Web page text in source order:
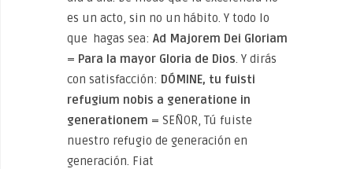
es un acto, sin no un hábito. Y todo lo
que hagas sea: Ad Majorem Dei Gloriam
= Para la mayor Gloria de Dios. Y dirás
con satisfacción: DÓMINE, tu fuisti
refugium nobis a generatione in
generationem = SEÑOR, Tú fuiste
nuestro refugio de generación en
generación. Fiat